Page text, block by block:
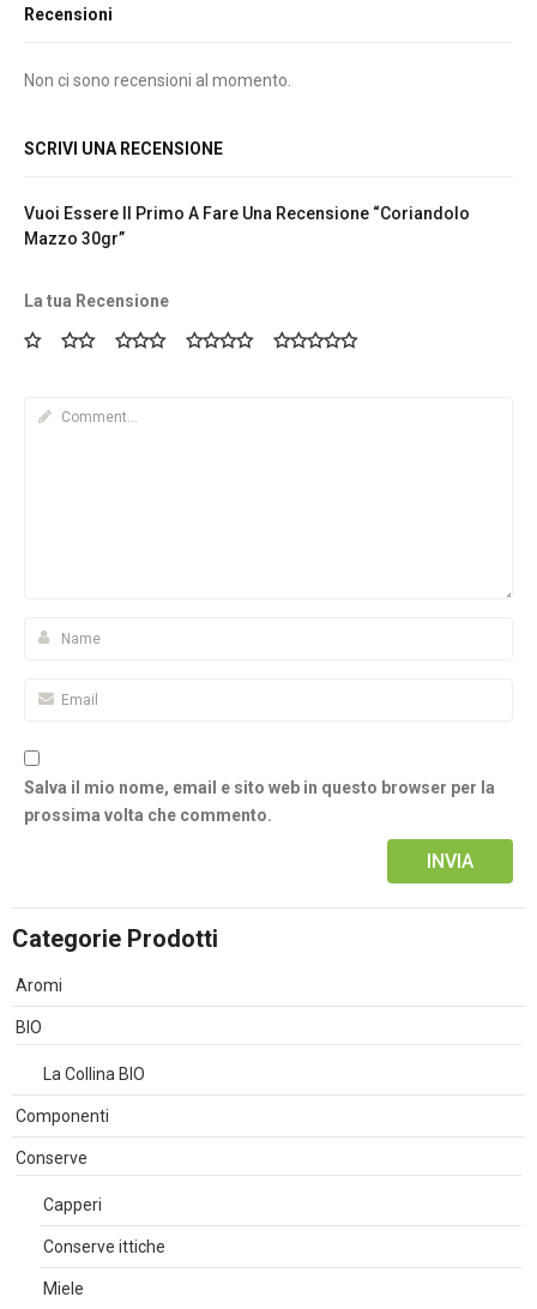
Recensioni
Non ci sono recensioni al momento.
SCRIVI UNA RECENSIONE
Vuoi Essere Il Primo A Fare Una Recensione “Coriandolo
Mazzo 30gr”
La tua Recensione
Salva il mio nome, email e sito web in questo browser per la
prossima volta che commento.
Categorie Prodotti
Aromi
BIO
La Collina BIO
Componenti
Conserve
Capperi
Conserve ittiche
Miele